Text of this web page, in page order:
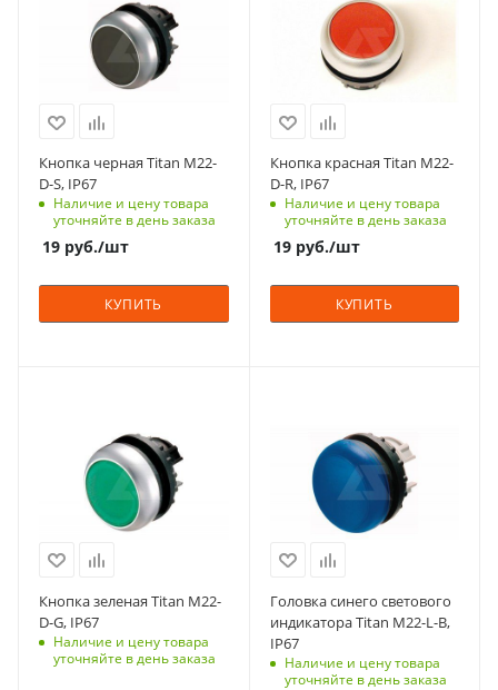
Степень защиты
Срок поставки под
заказ
Фиксация
нет
Вид
скрытая
Подсветка
Кнопка черная Titan M22-
D-S, IP67
Наличие и цену товара
уточняйте в день заказа
19 руб./шт
КУПИТЬ
Степень защиты
Срок поставки под
заказ
Фиксация
нет
Вид
скрытая
Подсветка
Кнопка красная Titan M22-
D-R, IP67
Наличие и цену товара
уточняйте в день заказа
19руб./шт
КУПИТЬ
Степень защиты
Срок поставки под
заказ
Фиксация
нет
Вид
Кнопка зеленая Titan M22-
D-G, IP67
Наличие и цену товара
уточняйте в день заказа
Степень защиты
Срок поставки под
заказ
Вид
плоская
Количество в упаковке
Головка синего светового
индикатора Titan M22-L-B,
IP67
Наличие и цену товара
уточняйте в день заказа